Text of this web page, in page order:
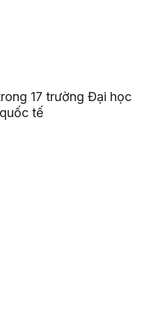
17 trường Đại học
tế